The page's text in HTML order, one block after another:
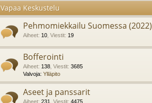
Vapaa Keskustelu
Pehmomiekkailu Suomessa (2022)
Aiheet: 10 Viestit: 19
Bofferointi
Aiheet: 138 Viestit: 3685
Valvoja: Ylläpito
Aseet ja panssarit
Aiheet: 231 Viestit: 4475